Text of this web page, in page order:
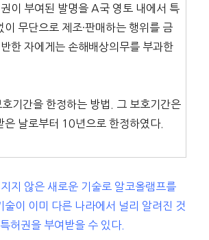
이 부여된 발명을 A국 영토 내에서 특
이 무단으로 제조·판매하는 행위를 금
한 자에게는 손해배상의무를 부과한
기간을 한정하는 방법. 그 보호기간은
은 날로부터 10년으로 한정하였다.
지 않은 새로운 기술로 알코올램프를
술이 이미 다른 나라에서 널리 알려진 것
허권을 부여받을 수 있다.